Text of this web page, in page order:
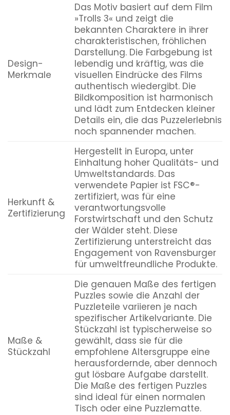
Design-
Merkmale
Das Motiv basiert auf dem Film
»Trolls 3« und zeigt die
bekannten Charaktere in ihrer
charakteristischen, fröhlichen
Darstellung. Die Farbgebung ist
lebendig und kräftig, was die
visuellen Eindrücke des Films
authentisch wiedergibt. Die
Bildkomposition ist harmonisch
und lädt zum Entdecken kleiner
Details ein, die das Puzzelerlebnis
noch spannender machen.
Herkunft &
Zertifizierung
Hergestellt in Europa, unter
Einhaltung hoher Qualitäts- und
Umweltstandards. Das
verwendete Papier ist FSC®-
zertifiziert, was für eine
verantwortungsvolle
Forstwirtschaft und den Schutz
der Wälder steht. Diese
Zertifizierung unterstreicht das
Engagement von Ravensburger
für umweltfreundliche Produkte.
Maße &
Stückzahl
Die genauen Maße des fertigen
Puzzles sowie die Anzahl der
Puzzleteile variieren je nach
spezifischer Artikelvariante. Die
Stückzahl ist typischerweise so
gewählt, dass sie für die
empfohlene Altersgruppe eine
herausfordernde, aber dennoch
gut lösbare Aufgabe darstellt.
Die Maße des fertigen Puzzles
sind ideal für einen normalen
Tisch oder eine Puzzlematte.